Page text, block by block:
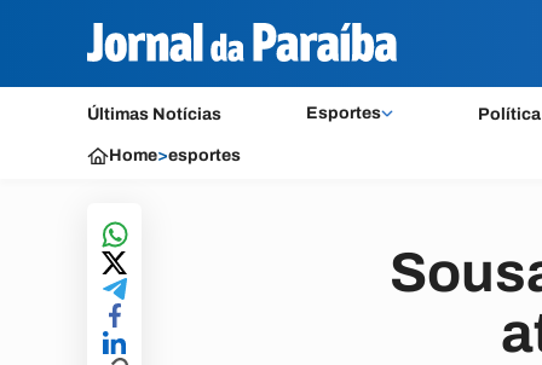
Últimas Notícias Esportes Política
Home>esportes